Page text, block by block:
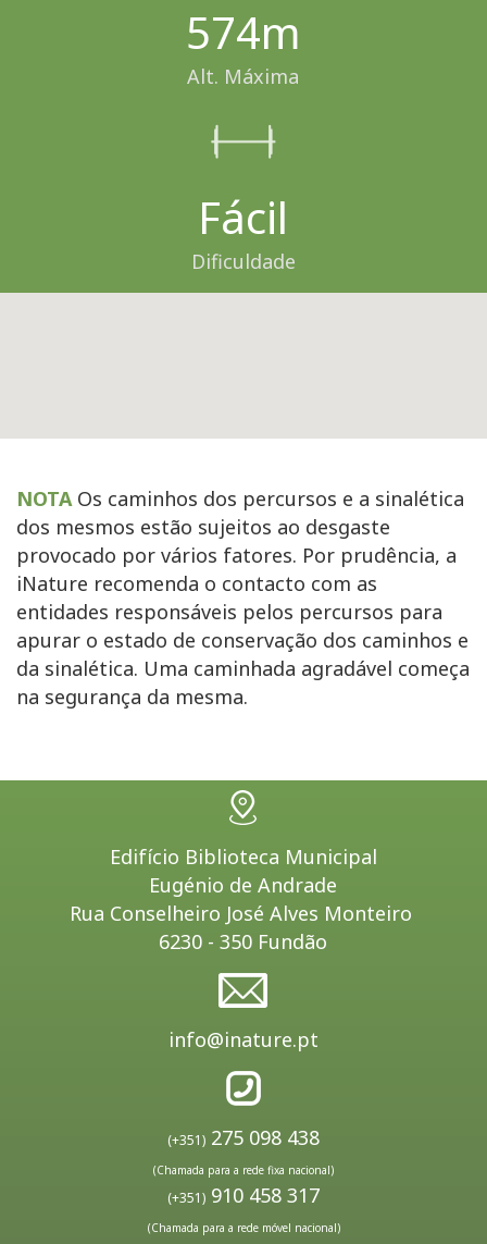
574m
Alt. Máxima
Fácil
Dificuldade
NOTAOs caminhos dos percursos e a sinalética
dos mesmos estão sujeitos ao desgaste
provocado por vários fatores. Por prudência, a
iNature recomenda o contacto com as
entidades responsáveis pelos percursos para
apurar o estado de conservação dos caminhos e
da sinalética. Uma caminhada agradável começa
na segurança da mesma.
Edifício Biblioteca Municipal
Eugénio de Andrade
Rua Conselheiro José Alves Monteiro
6230 - 350 Fundão
info@inature.pt
(+351) 275 098 438
(Chamada para a rede fixa nacional)
(+351) 910 458 317
(Chamada para a rede móvel nacional)